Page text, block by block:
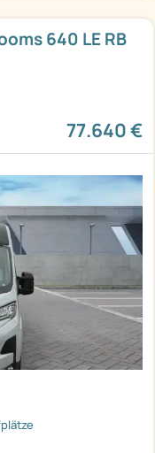
640 LE RB
77.640 €